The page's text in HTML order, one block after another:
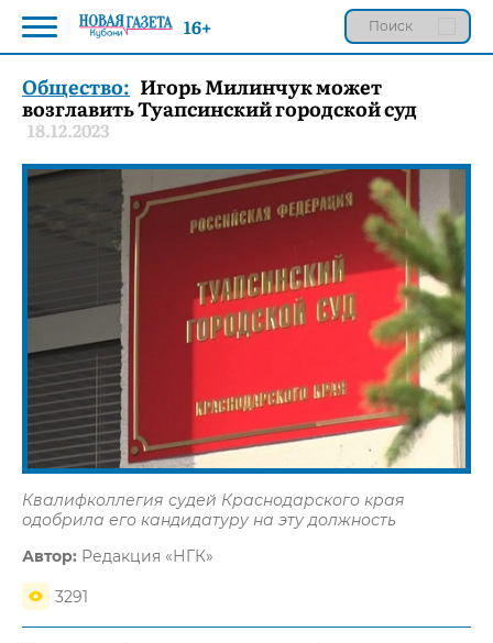
Общество: Игорь Милинчук может
возглавить Туапсинский городской суд
18.12.2023
Квалифколлегия судей Краснодарского края
одобрила его кандидатуру на эту должность
Автор: Редакция «НГК»
3291
16+